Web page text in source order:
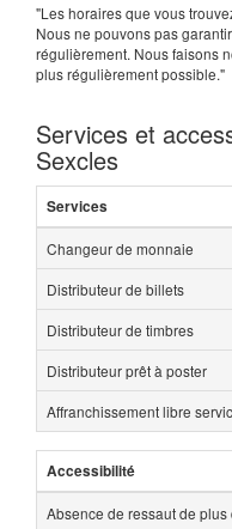
"Les horaires que vous
Nous ne pouvons pas
régulièrement. Nous faisons
plus régulièrement possible."
Services et
Sexcles
Services
Changeur de monnaie
Distributeur de billets
Distributeur de timbres
Distributeur prêt à poster
Affranchissement libre
Accessibilité
Absence de ressaut de